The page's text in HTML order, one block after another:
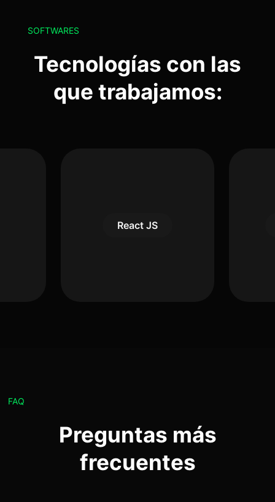
SOFTWARES
Tecnologías con las
que trabajamos:
React JS
FAQ
Preguntas más
frecuentes